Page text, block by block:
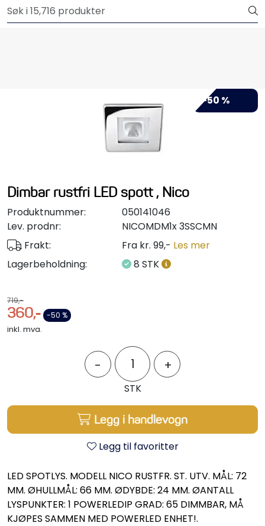
Skip to main content
-50 %
Dimbar rustfri LED spott , Nico
Produktnummer:
050141046
Lev. prodnr:
NICOMDM1x 3SSCMN
Frakt:
Fra kr. 99,- Les mer
Lagerbeholdning:
8 STK
719,-
360,- -50 %
inkl. mva.
- +
STK
Legg i handlevogn
Legg til favoritter
LED SPOTLYS. MODELL NICO RUSTFR. ST. UTV. MÅL: 72
MM. ØHULLMÅL: 66 MM. ØDYBDE: 24 MM. ØANTALL
LYSPUNKTER: 1 POWERLEDIP GRAD: 65 DIMMBAR, MÅ
KJØPES SAMMEN MED POWERLED ENHET!.
Pumper
Servicesett
Verktøy
Motordelsvelger/SONAR
Anoder
Hydraulisk styring
Motordeler